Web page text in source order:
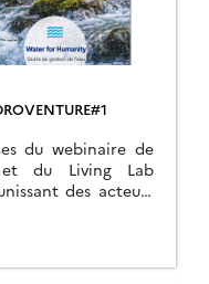
du webinaire de
et du Living Lab
des acteurs